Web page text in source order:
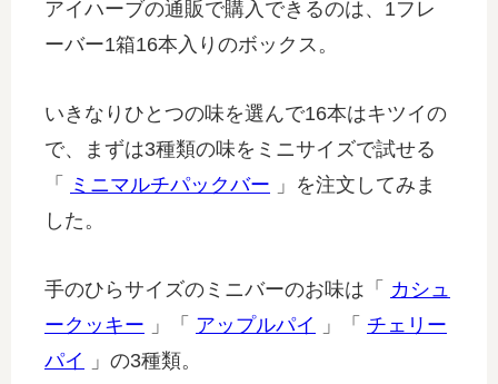
アイハーブの通販で購入できるのは、1フレ
ーバー1箱16本入りのボックス。
いきなりひとつの味を選んで16本はキツイの
で、まずは3種類の味をミニサイズで試せる
「
ミニマルチパックバー 」を注文してみま
した。
手のひらサイズのミニバーのお味は「 カシュ
ークッキー 」「 アップルパイ 」「 チェリー
パイ
」の3種類。